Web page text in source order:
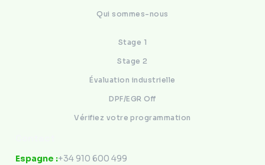
Qui sommes-nous
Stage 1
Stage 2
Évaluation industrielle
DPF/EGR Off
Vérifiez votre programmation
Espagne :+34 910 600 499